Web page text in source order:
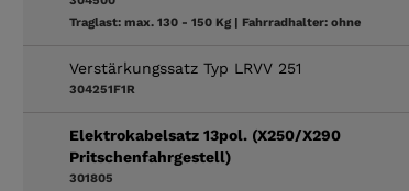
Traglast: max. 130 - 150 Kg | Fahrradhalter: ohne
Verstärkungssatz Typ LRVV 251
304251F1R
Elektrokabelsatz 13pol. (X250/X290
Pritschenfahrgestell)
301805